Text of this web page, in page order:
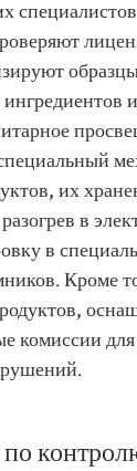
их
в
в
Кроме
комиссии